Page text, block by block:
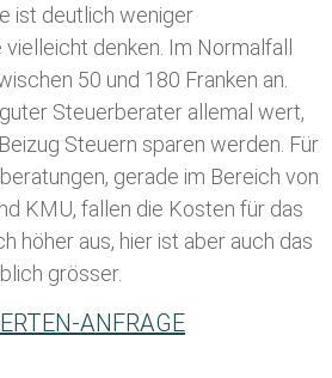
ist deutlich weniger
vielleicht denken. Im Normalfall
50 und 180 Franken an.
Steuerberater allemal wert,
Steuern sparen werden. Für
gerade im Bereich von
KMU, fallen die Kosten für das
höher aus, hier ist aber auch das
grösser.
ANFRAGE